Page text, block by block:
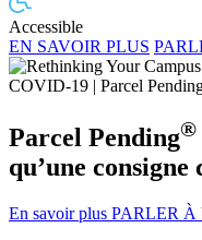
Accessible
EN SAVOIR PLUS
Parcel Pending®
qu’une consigne
En savoir plus PARLER À